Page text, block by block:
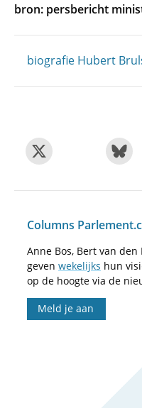
bron: persbericht
biografie Hubert
Columns
Anne Bos, Bert van
geven wekelijks hun
op de hoogte via de
Meld je aan